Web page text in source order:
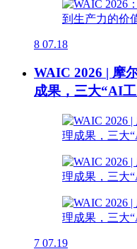
8 07.18
WAIC 2026 | 摩
成果，三大“AI
7 07.19